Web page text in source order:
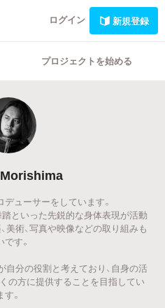
ログイン 新規登録
プロジェクトを始める
ューサーをしています。
といった先鋭的な身体表現が活動
美術、写真や映像などの取り組みも
です。
分の役割と考えており、自身の活
の方に提供することを目指してい
す。